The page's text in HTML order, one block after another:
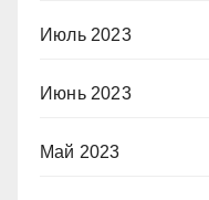
Июль 2023
Июнь 2023
Май 2023